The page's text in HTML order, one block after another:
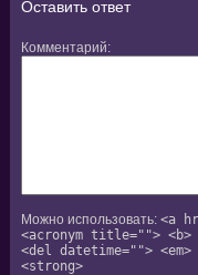
Оставить ответ
Комментарий
Можно использовать: <a
<acronym title="">
<del datetime="">
<strong>